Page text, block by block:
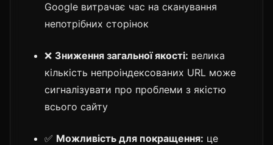
Google витрачає час на сканування
непотрібних сторінок
❌ Зниження загальної якості: велика
кількість непроіндексованих URL може
сигналізувати про проблеми з якістю
всього сайту
✅ Можливість для покращення: це